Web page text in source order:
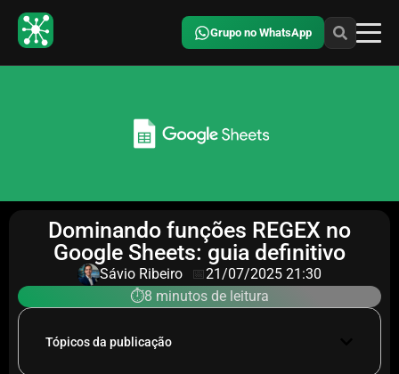
Grupo no WhatsApp
Dominando funções REGEX no
Google Sheets: guia definitivo
Sávio Ribeiro 📅21/07/2025 21:30
⏱️8 minutos de leitura
Tópicos da publicação